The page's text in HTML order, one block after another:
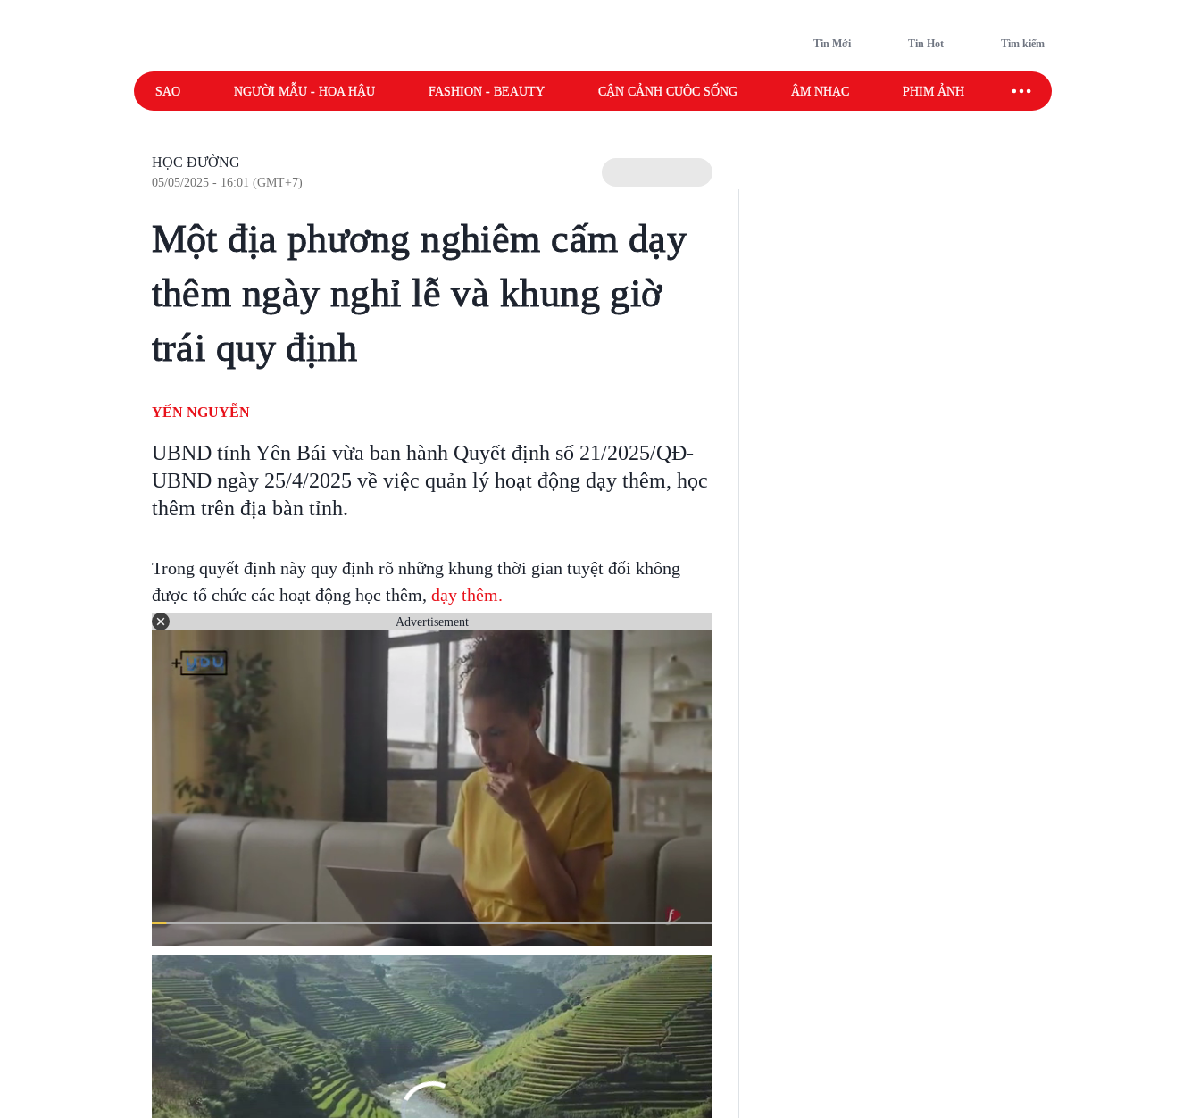
Tin Mới Tin Hot Tìm kiếm
SAO NGƯỜI MẪU - HOA HẬU FASHION - BEAUTY CẬN CẢNH CUỘC SỐNG ÂM NHẠC PHIM ẢNH SAO SPORT
HỌC ĐƯỜNG
05/05/2025 - 16:01 (GMT+7)
Một địa phương nghiêm cấm dạy
thêm ngày nghỉ lễ và khung giờ
trái quy định
YẾN NGUYỄN
UBND tỉnh Yên Bái vừa ban hành Quyết định số 21/2025/QĐ-
UBND ngày 25/4/2025 về việc quản lý hoạt động dạy thêm, học
thêm trên địa bàn tỉnh.
Trong quyết định này quy định rõ những khung thời gian tuyệt đối không
được tổ chức các hoạt động học thêm, dạy thêm.
Advertisement